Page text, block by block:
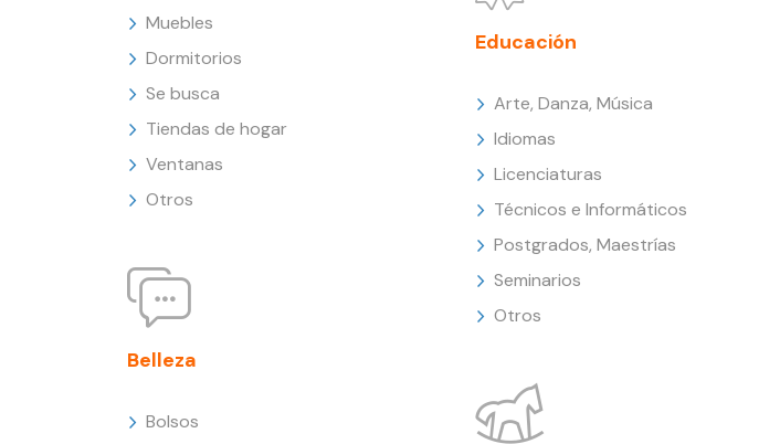
Muebles
Dormitorios
Se busca
Tiendas de hogar
Ventanas
Otros
Belleza
Bolsos
Educación
Arte, Danza, Música
Idiomas
Licenciaturas
Técnicos e Informáticos
Postgrados, Maestrías
Seminarios
Otros